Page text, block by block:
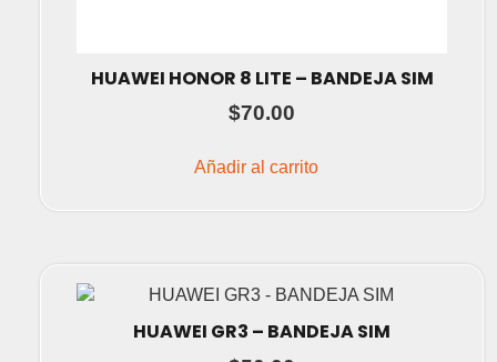
HUAWEI HONOR 8 LITE – BANDEJA SIM
$70.00
Añadir al carrito
HUAWEI GR3 – BANDEJA SIM